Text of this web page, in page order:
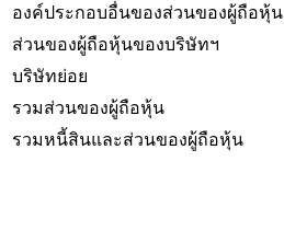
องค์ประกอบอื่นของส่วนของผู้ถือหุ้น
ส่วนของผู้ถือหุ้นของบริษัทฯ
บริษัทย่อย
รวมส่วนของผู้ถือหุ้น
รวมหนี้สินและส่วนของผู้ถือหุ้น